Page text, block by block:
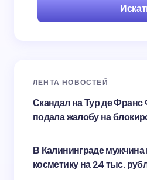
ЛЕНТА НОВОСТЕЙ
Скандал на Тур де
подала жалобу на
В Калининграде мужчина
косметику на 24 тыс.